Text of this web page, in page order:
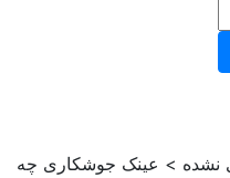
> عینک جوشکاری چه